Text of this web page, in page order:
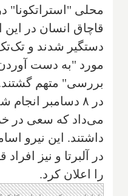
محلی "استراتکونا"
قاچاق انسان در این
دستگیر شدند و
مورد "به دست
بررسی" متهم گشتند.
در ۸ دسامبر
می‌داد که سعی در
داشتند. این نیرو
در آلبرتا و نیز
را اعلان کرد.